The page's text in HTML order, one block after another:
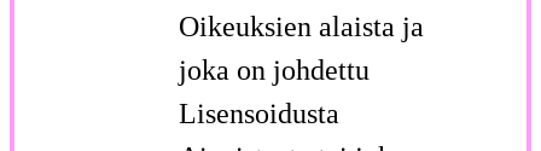
Oikeuksien alaista ja
joka on johdettu
Lisensoidusta